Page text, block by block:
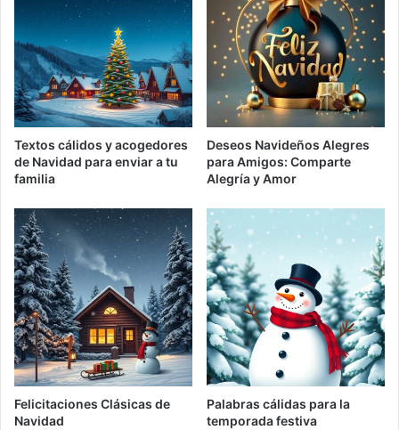
Textos cálidos y acogedores
de Navidad para enviar a tu
familia
Deseos Navideños Alegres
para Amigos: Comparte
Alegría y Amor
Felicitaciones Clásicas de
Navidad
Palabras cálidas para la
temporada festiva